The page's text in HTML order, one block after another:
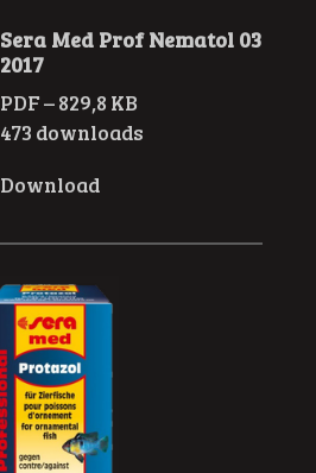
Sera Med Prof Nematol 03
2017
PDF – 829,8 KB
473 downloads
Download